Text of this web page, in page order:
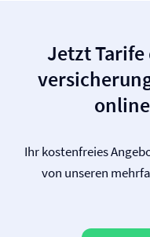
Jetzt
Ihr kostenfreies
von unseren